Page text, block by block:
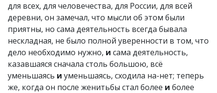
для всех, для человечества, для России, для всей
деревни, он замечал, что мысли об этом были
приятны, но сама деятельность всегда бывала
нескладная, не было полной уверенности в том, что
дело необходимо нужно, и сама деятельность,
казавшаяся сначала столь большою, всё
уменьшаясь и уменьшаясь, сходила на-нет; теперь
же, когда он после женитьбы стал более и более